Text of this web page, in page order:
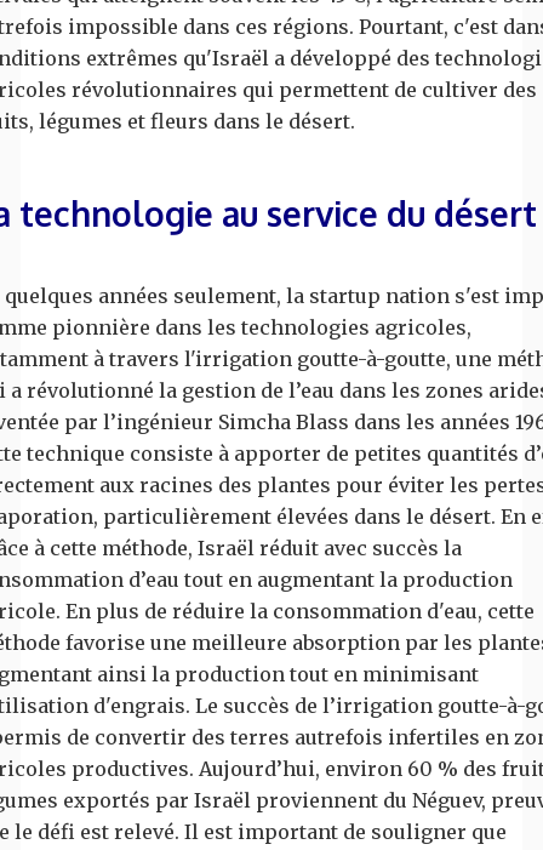
impossible dans ces régions. Pourtant, c'est
extrêmes qu'Israël a développé des
révolutionnaires qui permettent de cultiver des
légumes et fleurs dans le désert.
technologie au service du désert
quelques années seulement, la startup nation s'est
pionnière dans les technologies agricoles,
à travers l'irrigation goutte-à-goutte, une
a révolutionné la gestion de l’eau dans les zones
par l’ingénieur Simcha Blass dans les années
technique consiste à apporter de petites quantités
aux racines des plantes pour éviter les
particulièrement élevées dans le désert. En
à cette méthode, Israël réduit avec succès la
d’eau tout en augmentant la production
En plus de réduire la consommation d'eau, cette
favorise une meilleure absorption par les
ainsi la production tout en minimisant
d'engrais. Le succès de l’irrigation goutte-à-
de convertir des terres autrefois infertiles en
productives. Aujourd’hui, environ 60 % des
exportés par Israël proviennent du Néguev,
le défi est relevé. Il est important de souligner que